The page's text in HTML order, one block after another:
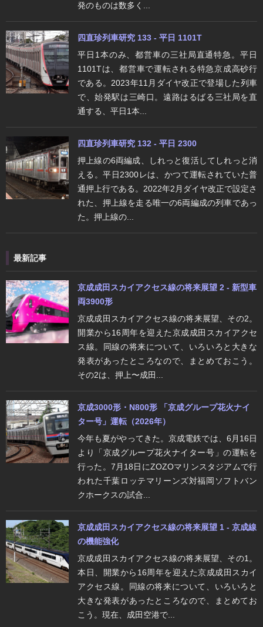
発のものは数多く...
四直珍列車研究 133 - 平日 1101T
平日1本のみ、都営車の三社局直通特急。平日
1101Tは、都営車で運転される特急京成高砂行
である。2023年11月ダイヤ改正で登場した列車
で、始発駅は三崎口。遠路はるばる三社局を直
通する、平日1本...
四直珍列車研究 132 - 平日 2300
押上線の6両編成、しれっと復活してしれっと消
える。平日2300レは、かつて運転されていた普
通押上行である。2022年2月ダイヤ改正で設定さ
れた、押上線を走る唯一の6両編成の列車であっ
た。押上線の...
最新記事
京成成田スカイアクセス線の将来展望 2 - 新型車
両3900形
京成成田スカイアクセス線の将来展望、その2。
開業から16周年を迎えた京成成田スカイアクセ
ス線。同線の将来について、いろいろと大きな
発表があったところなので、まとめておこう。
その2は、押上〜成田...
京成3000形・N800形 「京成グループ花火ナイ
ター号」運転（2026年）
今年も夏がやってきた。京成電鉄では、6月16日
より「京成グループ花火ナイター号」の運転を
行った。7月18日にZOZOマリンスタジアムで行
われた千葉ロッテマリーンズ対福岡ソフトバン
クホークスの試合...
京成成田スカイアクセス線の将来展望 1 - 京成線
の機能強化
京成成田スカイアクセス線の将来展望、その1。
本日、開業から16周年を迎えた京成成田スカイ
アクセス線。同線の将来について、いろいろと
大きな発表があったところなので、まとめてお
こう。現在、成田空港で...